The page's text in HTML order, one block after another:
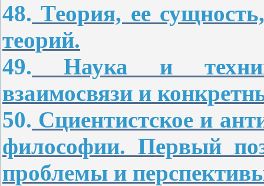
48. Теория, ее
теорий.
49. Наука и
взаимосвязи и
50. Сциентистское и
философии. Первый
проблемы и